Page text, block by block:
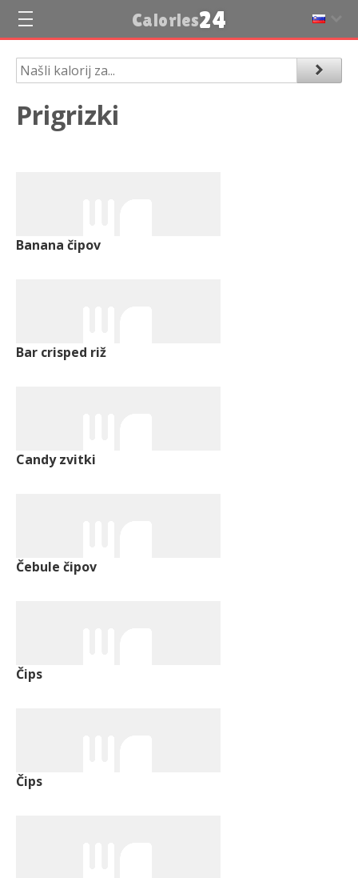
Calories24
Prigrizki
Banana čipov
Bar crisped riž
Candy zvitki
Čebule čipov
Čips
Čips